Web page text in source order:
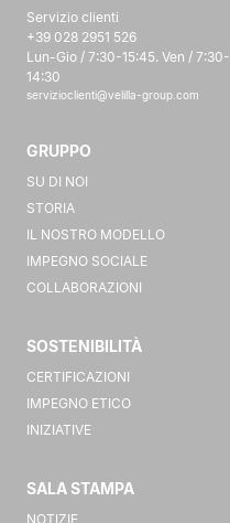
Servizio clienti
+39 028 2951 526
Lun-Gio / 7:30-15:45. Ven / 7:30-
14:30
servizioclienti@velilla-group.com
GRUPPO
SU DI NOI
STORIA
IL NOSTRO MODELLO
IMPEGNO SOCIALE
COLLABORAZIONI
SOSTENIBILITÀ
CERTIFICAZIONI
IMPEGNO ETICO
INIZIATIVE
SALA STAMPA
NOTIZIE